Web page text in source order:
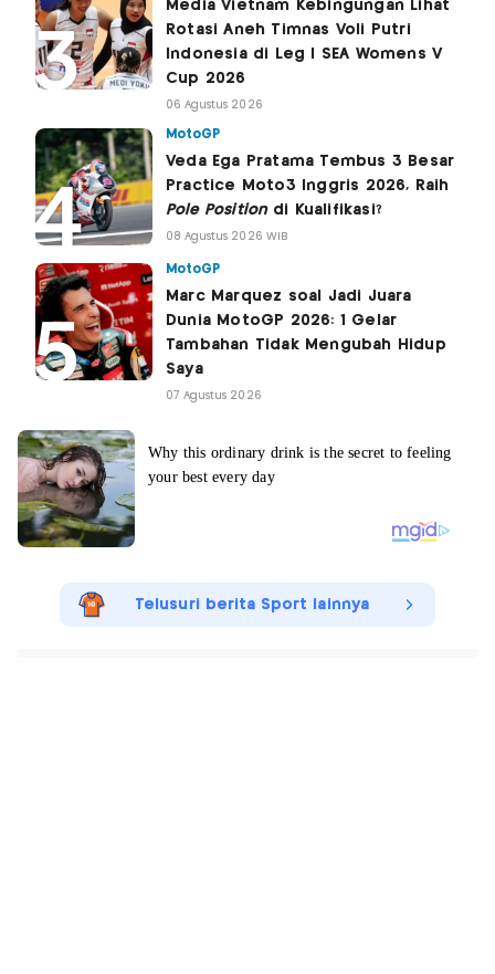
Media Vietnam Kebingungan Lihat
Rotasi Aneh Timnas Voli Putri
Indonesia di Leg I SEA Womens V
Cup 2026
06 Agustus 2026
MotoGP
Veda Ega Pratama Tembus 3 Besar
Practice Moto3 Inggris 2026, Raih
Pole Positiondi Kualifikasi?
08 Agustus 2026 WIB
MotoGP
Marc Marquez soal Jadi Juara
Dunia MotoGP 2026: 1 Gelar
Tambahan Tidak Mengubah Hidup
Saya
07 Agustus 2026
Telusuri berita Sport lainnya